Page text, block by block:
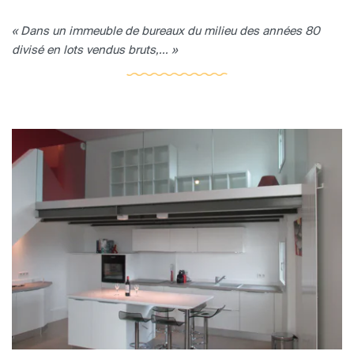
« Dans un immeuble de bureaux du milieu des années 80
divisé en lots vendus bruts,... »